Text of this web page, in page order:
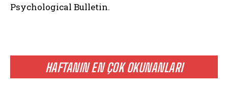
HAFTANIN EN ÇOK OKUNANLARI
Psychological Bulletin.